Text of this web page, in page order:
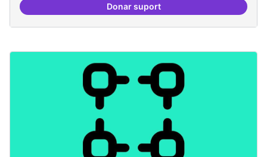
Donar suportTallers de col·laboració